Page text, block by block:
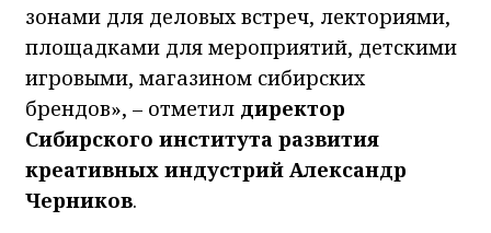
зонами для деловых встреч, лекториями,
площадками для мероприятий, детскими
игровыми, магазином сибирских
брендов», – отметил директор
Сибирского института развития
креативных индустрий Александр
Черников.